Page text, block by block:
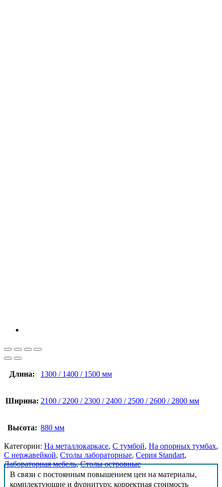
Длина: 1300 / 1400 / 1500 мм
Ширина: 2100 / 2200 / 2300 / 2400 / 2500 / 2600 / 2800 мм
Высота: 880 мм
Категории: На металлокаркасе, С тумбой, На опорных тумбах,
С нержавейкой, Столы лабораторные, Серия Standart,
Лабораторная мебель,Столы островные
В связи с постоянным повышением цен на материалы,
комплектующие и фурнитуру, корректная стоимость